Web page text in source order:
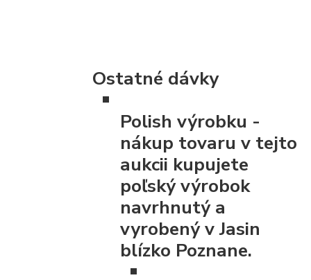
Ostatné dávky
Polish výrobku -
nákup tovaru v tejto
aukcii kupujete
poľský výrobok
navrhnutý a
vyrobený v Jasin
blízko Poznane.